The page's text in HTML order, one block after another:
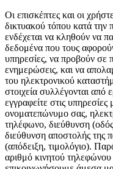
Οι επισκέπτες και οι
δικτυακού τόπου κατά την
ενδέχεται να κληθούν να
δεδομένα που τους
υπηρεσίες, να προβούν σε
ενημερώσεις, και να
του ηλεκτρονικού
στοιχεία συλλέγονται από
εγγραφείτε στις
ονοματεπώνυμο σας,
τηλέφωνο, διεύθυνση
διεύθυνση αποστολής της
(απόδειξη, τιμολόγιο).
αριθμό κινητού